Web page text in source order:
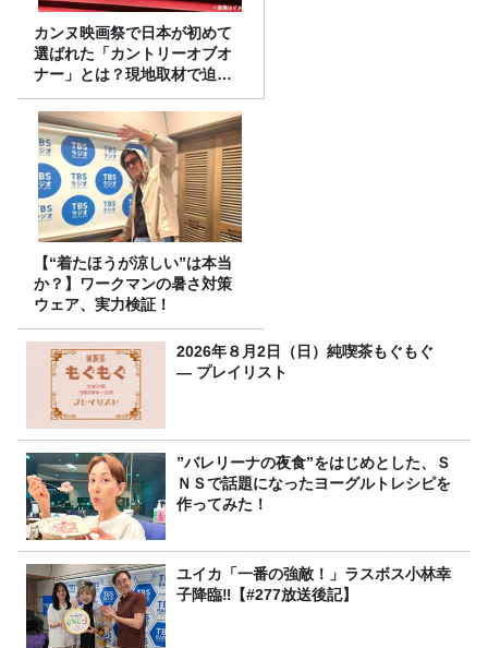
カンヌ映画祭で日本が初めて
選ばれた「カントリーオブオ
ナー」とは？現地取材で迫る
選出の意味
【“着たほうが涼しい”は本当
か？】ワークマンの暑さ対策
ウェア、実力検証！
2026年８月2日（日）純喫茶もぐもぐ
― プレイリスト
”バレリーナの夜食”をはじめとした、Ｓ
ＮＳで話題になったヨーグルトレシピを
作ってみた！
ユイカ「一番の強敵！」ラスボス小林幸
子降臨‼【#277放送後記】